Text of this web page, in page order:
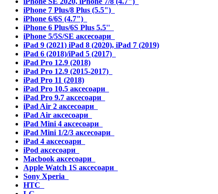
iPhone 7 Plus/8 Plus (5.5")
iPhone 6/6S (4.7")
iPhone 6 Plus/6S Plus 5.5''
iPhone 5/5S/SE аксесоари
iPad 9 (2021) iPad 8 (2020), iPad 7 (2019)
iPad 6 (2018)/iPad 5 (2017)
iPad Pro 12.9 (2018)
iPad Pro 12.9 (2015-2017)
iPad Pro 11 (2018)
iPad Pro 10.5 аксесоари
iPad Pro 9.7 аксесоари
iPad Air 2 аксесоари
iPad Air аксесоари
iPad Mini 4 аксесоари
iPad Mini 1/2/3 аксесоари
iPad 4 аксесоари
iPod аксесоари
Macbook аксесоари
Apple Watch 1S аксесоари
Sony Xperia
HTC